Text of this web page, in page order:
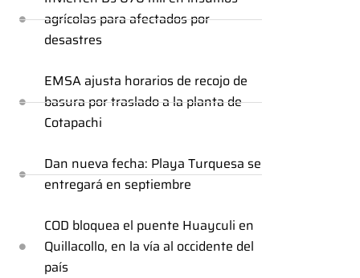
agrícolas para afectados por
desastres
EMSA ajusta horarios de recojo de
basura por traslado a la planta de
Cotapachi
Dan nueva fecha: Playa Turquesa se
entregará en septiembre
COD bloquea el puente Huayculi en
Quillacollo, en la vía al occidente del
país